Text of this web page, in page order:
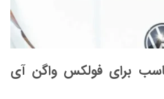
برای فولکس واگن آی